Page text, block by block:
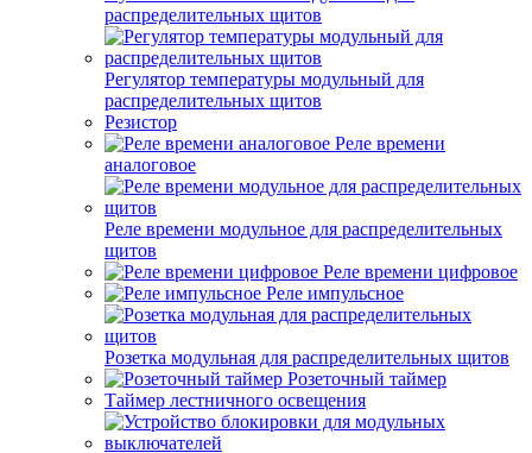
распределительных щитов
Регулятор температуры модульный для
распределительных щитов
Резистор
Реле времени
аналоговое
Реле времени модульное для распределительных
щитов
Реле времени цифровое
Реле импульсное
Розетка модульная для распределительных щитов
Розеточный таймер
Таймер лестничного освещения